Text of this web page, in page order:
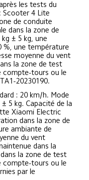
les tests du
4 Lite
de conduite
dans la zone de
± 5 kg, une
%, une température
moyenne du vent
la zone de test
compte-tours ou le
20230190.
: 20 km/h. Mode
5 kg. Capacité de la
Xiaomi Electric
dans la zone de
ambiante de
du vent
dans la
la zone de test
compte-tours ou le
par le